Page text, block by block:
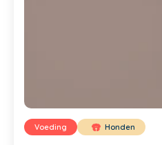
Voeding Honden